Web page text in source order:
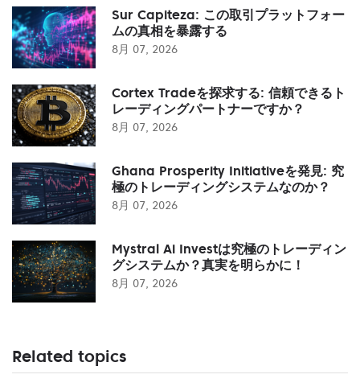
Sur Capiteza: この取引プラットフォー
ムの真相を暴露する
8月 07, 2026
Cortex Tradeを探求する: 信頼できるト
レーディングパートナーですか？
8月 07, 2026
Ghana Prosperity Initiativeを発見: 究
極のトレーディングシステムなのか？
8月 07, 2026
Mystral Ai Investは究極のトレーディン
グシステムか？真実を明らかに！
8月 07, 2026
Related topics